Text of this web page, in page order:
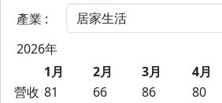
產業 :
2026年
1月
2月 3月 4月
營收 81 66 86 80